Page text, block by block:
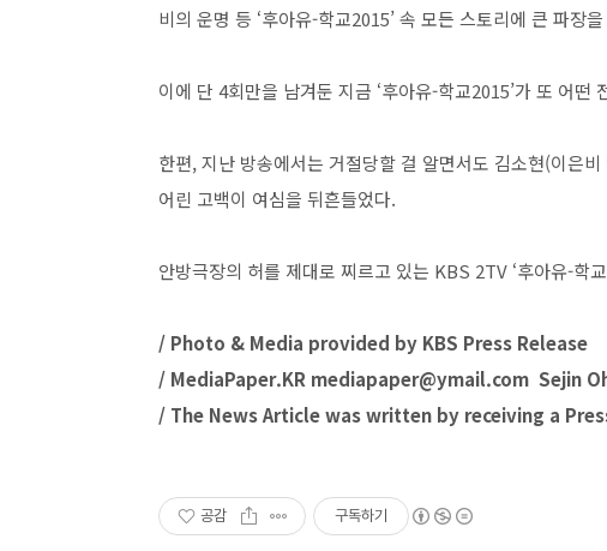
비의 운명 등 ‘후아유-학교2015’ 속 모든 스토리에 큰 파장
이에 단 4회만을 남겨둔 지금 ‘후아유-학교2015’가 또 어
한편, 지난 방송에서는 거절당할 걸 알면서도 김소현(이은
어린 고백이 여심을 뒤흔들었다.
안방극장의 허를 제대로 찌르고 있는 KBS 2TV ‘후아유-학
/ Photo & Media provided by KBS Press Release
/ MediaPaper.KR mediapaper@ymail.com Sejin
/ The News Article was written by receiving a
공감 구독하기